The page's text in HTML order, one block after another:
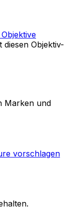
diesen Objektiv-
Marken und
vorschlagen